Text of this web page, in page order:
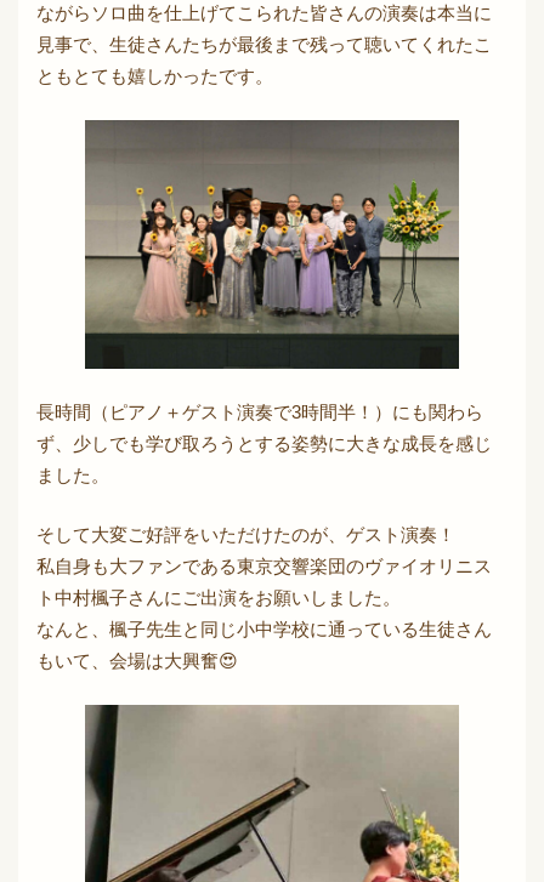
ながらソロ曲を仕上げてこられた皆さんの演奏は本当に
見事で、生徒さんたちが最後まで残って聴いてくれたこ
ともとても嬉しかったです。
長時間（ピアノ＋ゲスト演奏で3時間半！）にも関わら
ず、少しでも学び取ろうとする姿勢に大きな成長を感じ
ました。
そして大変ご好評をいただけたのが、ゲスト演奏！
私自身も大ファンである東京交響楽団のヴァイオリニス
ト中村楓子さんにご出演をお願いしました。
なんと、楓子先生と同じ小中学校に通っている生徒さん
もいて、会場は大興奮😍